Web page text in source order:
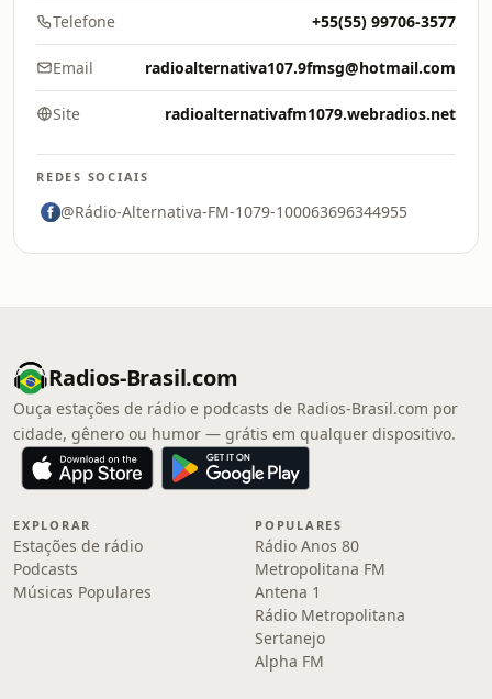
Telefone +55(55) 99706-3577
Email radioalternativa107.9fmsg@hotmail.com
Site radioalternativafm1079.webradios.net
REDES SOCIAIS
@Rádio-Alternativa-FM-1079-100063696344955
Radios-Brasil.com
Ouça estações de rádio e podcasts de Radios-Brasil.com por
cidade, gênero ou humor — grátis em qualquer dispositivo.
EXPLORAR
Estações de rádio
Podcasts
Músicas Populares
POPULARES
Rádio Anos 80
Metropolitana FM
Antena 1
Rádio Metropolitana
Sertanejo
Alpha FM